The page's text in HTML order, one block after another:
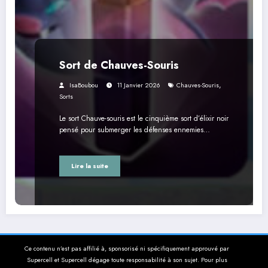
Sort de Chauves-Souris
IsaBoubou 11 Janvier 2026 Chauves-Souris,
Sorts
Le sort Chauve-souris est le cinquième sort d’élixir noir
pensé pour submerger les défenses ennemies…
Lire la suite
Ce contenu n’est pas affilié à, sponsorisé ni spécifiquement approuvé par
Supercell et Supercell dégage toute responsabilité à son sujet. Pour plus